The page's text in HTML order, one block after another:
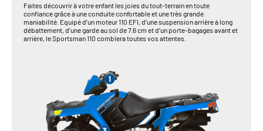
Faites découvrir à votre enfant les joies du tout-terrain en toute
confiance grâce à une conduite confortable et une très grande
maniabilité. Equipé d’un moteur 110 EFI, d’une suspension arrière à long
débattement, d’une garde au sol de 7.6 cm et d’un porte-bagages avant et
arrière, le Sportsman 110 comblera toutes vos attentes.